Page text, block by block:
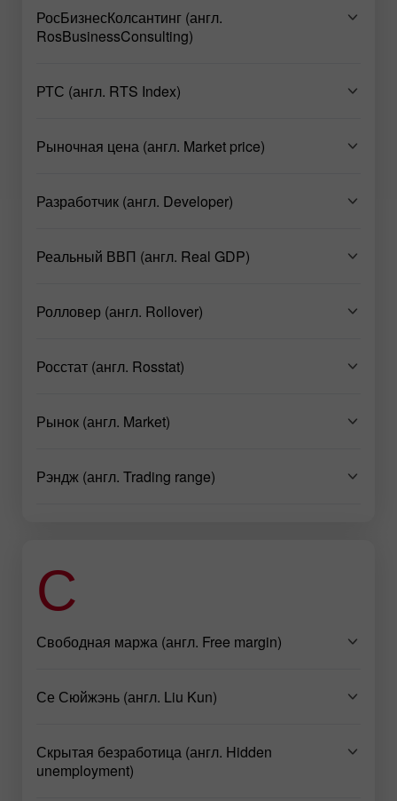
РосБизнесКолсантинг (англ.
RosBusinessConsulting)
РТС (англ. RTS Index)
Рыночная цена (англ. Market price)
Разработчик (англ. Developer)
Реальный ВВП (англ. Real GDP)
Ролловер (англ. Rollover)
Росстат (англ. Rosstat)
Рынок (англ. Market)
Рэндж (англ. Trading range)
С
Свободная маржа (англ. Free margin)
Се Сюйжэнь (англ. Liu Kun)
Скрытая безработица (англ. Hidden
unemployment)